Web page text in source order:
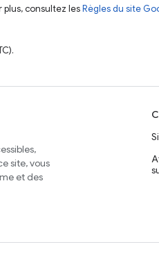
plus, consultez lesRègles du site
site, vous
et des